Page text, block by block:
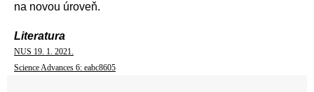
na novou úroveň.
Literatura
NUS 19. 1. 2021.
Science Advances 6: eabc8605